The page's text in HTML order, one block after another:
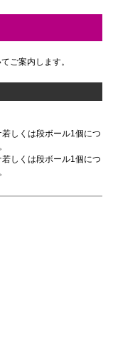
ご案内します。
しくは段ボール1個につ
しくは段ボール1個につ